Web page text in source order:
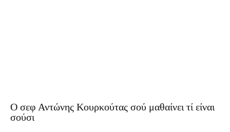
O σεφ Αντώνης Κουρκούτας σού μαθαίνει τί είναι
σούσι